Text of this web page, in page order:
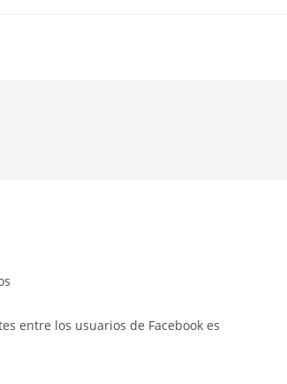
entre los usuarios de Facebook es